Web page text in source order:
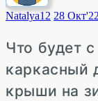
Natalya12 28 Окт'22
Что будет
каркасный
крыши на